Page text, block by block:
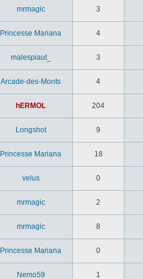
mrmagic 3
Princesse Mariana 4
malespiaut_ 3
Arcade-des-Monts 4
hERMOL 204
Longshot 9
Princesse Mariana 18
velus 0
mrmagic 2
mrmagic 8
Princesse Mariana 0
Nemo59 1